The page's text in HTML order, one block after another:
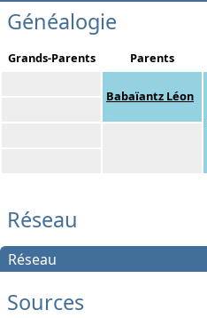
Généalogie
Grands-Parents Parents
Babaïantz Léon
Réseau
Réseau
Sources